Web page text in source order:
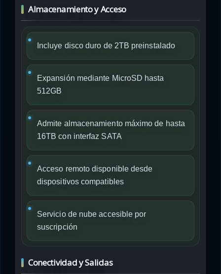
Almacenamiento y Acceso
Incluye disco duro de 2TB preinstalado
Expansión mediante MicroSD hasta
512GB
Admite almacenamiento máximo de hasta
16TB con interfaz SATA
Acceso remoto disponible desde
dispositivos compatibles
Servicio de nube accesible por
suscripción
Conectividad y Salidas